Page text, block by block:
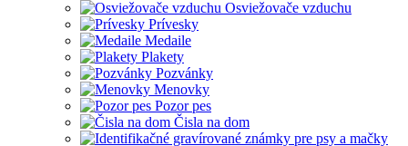
Osviežovače vzduchu
Prívesky
Medaile
Plakety
Pozvánky
Menovky
Pozor pes
Čisla na dom